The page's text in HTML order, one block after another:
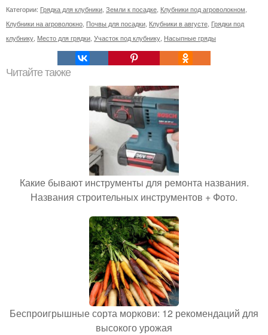
Категории: Грядка для клубники Земли к посадке Клубники под агроволокном
Клубники на агроволокно Почвы для посадки Клубники в августе Грядки под
клубнику Место для грядки Участок под клубнику Насыпные гряды
Читайте также
Какие бывают инструменты для ремонта названия.
Названия строительных инструментов + Фото.
Беспроигрышные сорта моркови: 12 рекомендаций для
высокого урожая